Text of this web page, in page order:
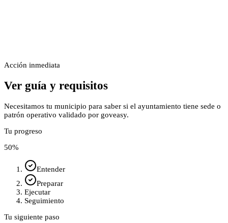
Acción inmediata
Ver guía y requisitos
Necesitamos tu municipio para saber si el ayuntamiento tiene sede o
patrón operativo validado por goveasy.
Tu progreso
50%
Entender
Preparar
Ejecutar
Seguimiento
Tu siguiente paso